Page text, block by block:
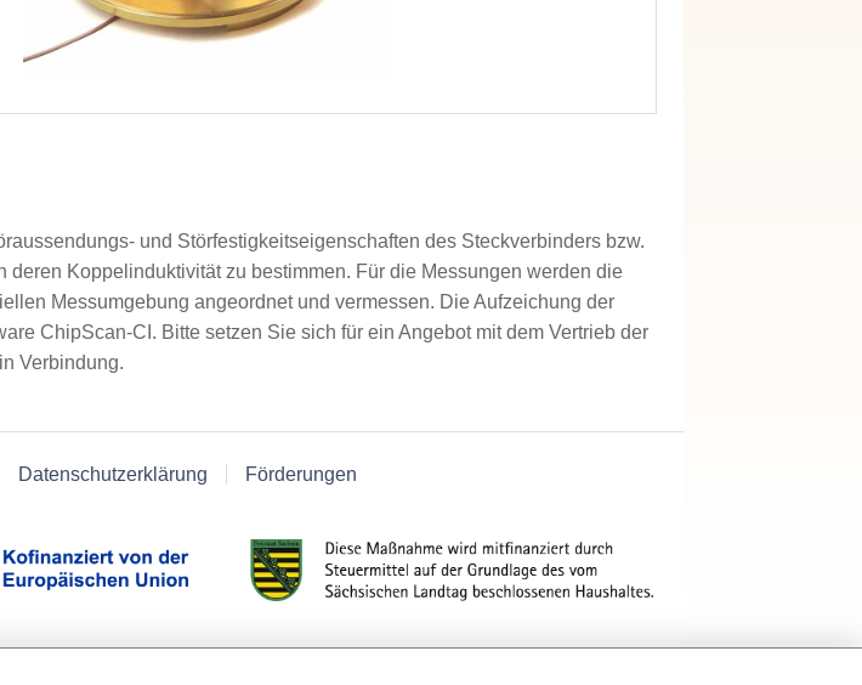
und Störfestigkeitseigenschaften des Steckverbinders bzw.
deren Koppelinduktivität zu bestimmen. Für die Messungen werden die
Messumgebung angeordnet und vermessen. Die Aufzeichung der
ChipScan-CI. Bitte setzen Sie sich für ein Angebot mit dem Vertrieb der
Verbindung.
Datenschutzerklärung Förderungen